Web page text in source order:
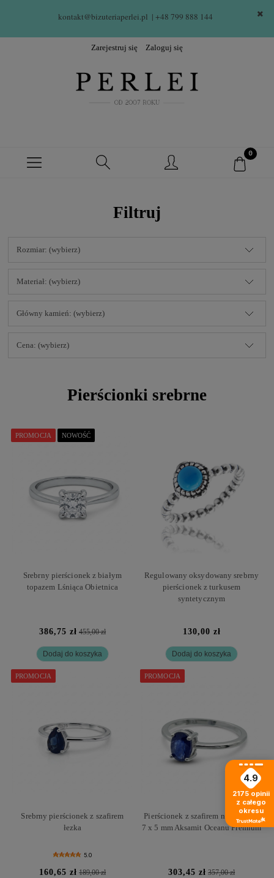
kontakt@bizuteriaperlei.pl | +48 799 888 144
Zarejestruj się Zaloguj się
Filtruj
Rozmiar: (wybierz)
Materiał: (wybierz)
Główny kamień: (wybierz)
Cena: (wybierz)
Pierścionki srebrne
Srebrny pierścionek z białym
topazem Lśniąca Obietnica
386,75 zł 455,00 zł
Dodaj do koszyka
PROMOCJA NOWOŚĆ
Regulowany oksydowany srebrny
pierścionek z turkusem
syntetycznym
130,00 zł
Dodaj do koszyka
Srebrny pierścionek z szafirem
łezka
5.0
160,65 zł 189,00 zł
PROMOCJA
Pierścionek z szafirem naturalnym
7 x 5 mm Aksamit Oceanu Premium
303,45 zł 357,00 zł
PROMOCJA
4.9
2175 opinii
z całego
okresu